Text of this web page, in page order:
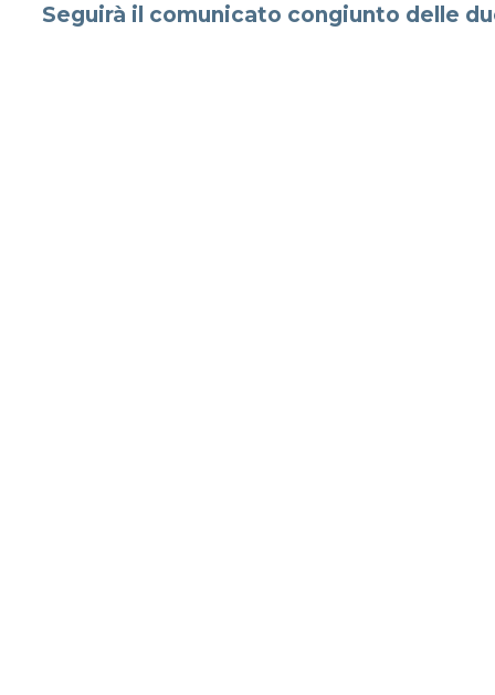
Seguirà il comunicato congiunto delle